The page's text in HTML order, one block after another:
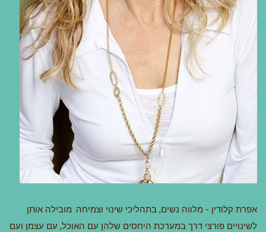
אפרת קלודין - מלווה נשים, בתהליכי שינוי וצמיחה. מובילה אותן
לשינויים פורצי דרך במערכת היחסים שלהן עם האוכל, עם עצמן ועם